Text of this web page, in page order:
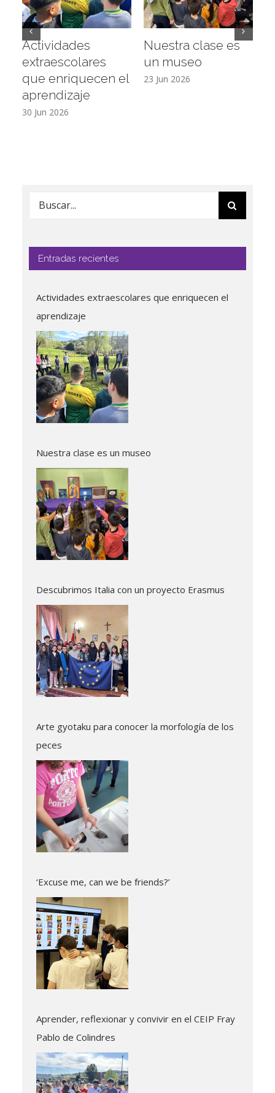
Actividades
extraescolares
que enriquecen el
aprendizaje
30 Jun 2026
Nuestra clase es
un museo
23 Jun 2026
Buscar:
Entradas recientes
Actividades extraescolares que enriquecen el
aprendizaje
Nuestra clase es un museo
Descubrimos Italia con un proyecto Erasmus
Arte gyotaku para conocer la morfología de los
peces
‘Excuse me, can we be friends?’
Aprender, reflexionar y convivir en el CEIP Fray
Pablo de Colindres